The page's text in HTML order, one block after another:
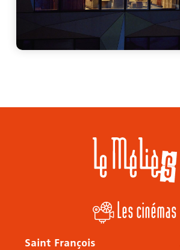
Les cinémas
Saint François